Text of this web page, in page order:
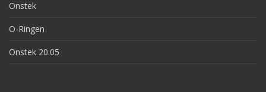
Onstek
O-Ringen
Onstek 20.05